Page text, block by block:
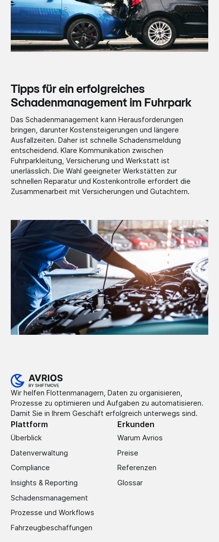
Tipps für ein erfolgreiches
Schadenmanagement im Fuhrpark
Das Schadenmanagement kann Herausforderungen
bringen, darunter Kostensteigerungen und längere
Ausfallzeiten. Daher ist schnelle Schadensmeldung
entscheidend. Klare Kommunikation zwischen
Fuhrparkleitung, Versicherung und Werkstatt ist
unerlässlich. Die Wahl geeigneter Werkstätten zur
schnellen Reparatur und Kostenkontrolle erfordert die
Zusammenarbeit mit Versicherungen und Gutachtern.
Wir helfen Flottenmanagern, Daten zu organisieren,
Prozesse zu optimieren und Aufgaben zu automatisieren.
Damit Sie in Ihrem Geschäft erfolgreich unterwegs sind.
Plattform
Überblick
Datenverwaltung
Compliance
Insights & Reporting
Schadens­management
Prozesse und Workflows
Fahrzeugbeschaffungen
Erkunden
Warum Avrios
Preise
Referenzen
Glossar